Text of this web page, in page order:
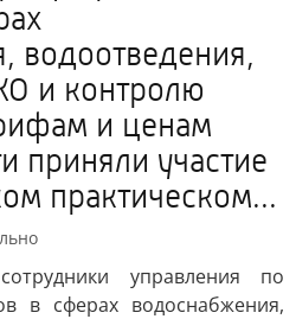
водоотведения,
и контролю
и ценам
приняли участие
практическом...
управления по
в сферах водоснабжения,